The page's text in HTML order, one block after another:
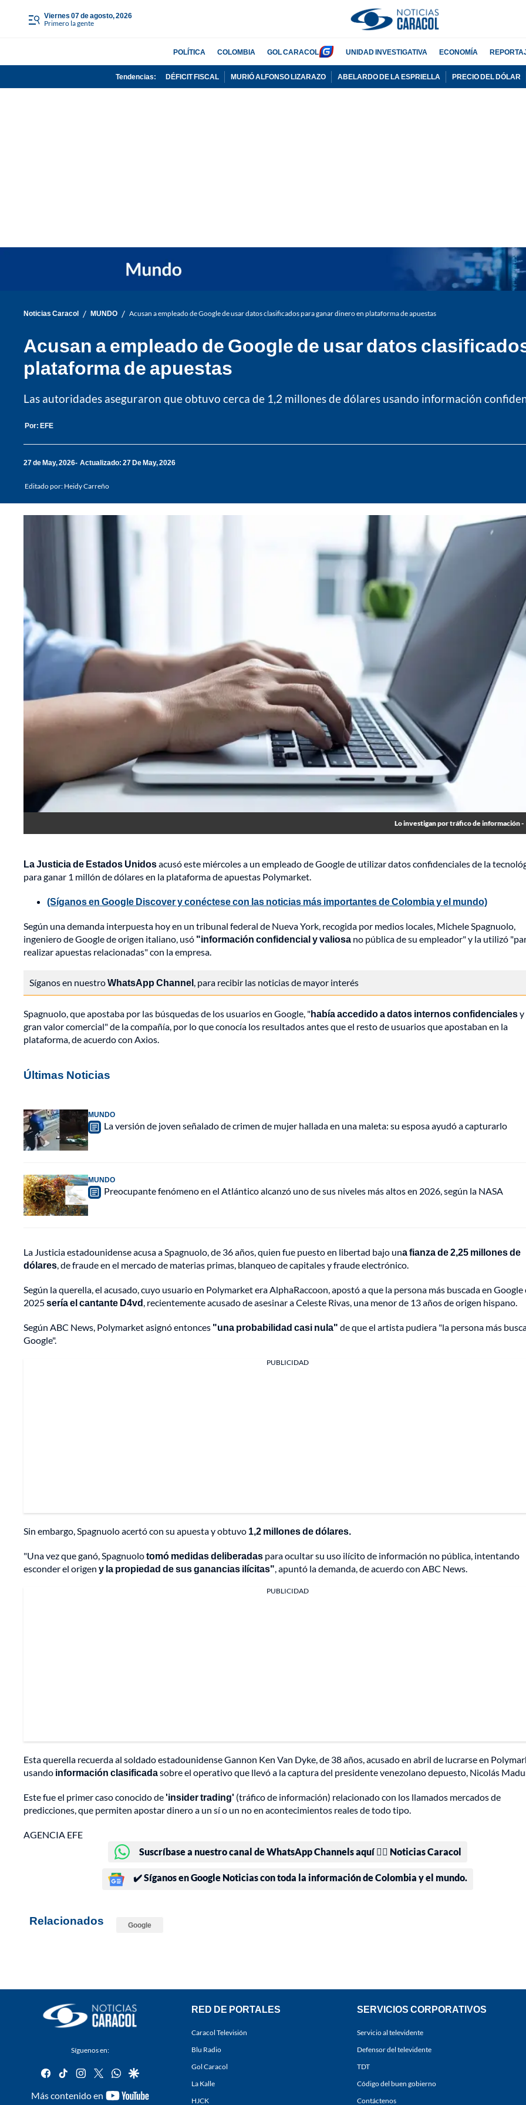
viernes 07 de agosto, 2026
Primero la gente
POLÍTICA COLOMBIA GOL CARACOL UNIDAD INVESTIGATIVA ECONOMÍA
Tendencias: DÉFICIT FISCAL MURIÓ ALFONSO LIZARAZO ABELARDO DE LA ESPRIELLA PRECIO DEL DÓLAR
Noticias Caracol / MUNDO / Acusan a empleado de Google de usar datos clasificados para ganar dinero en plataforma de apuestas
Acusan a empleado de Google de usar datos
plataforma de apuestas
Las autoridades aseguraron que obtuvo cerca de 1,2 millones de dólares usando información
Por: EFE
27 de May, 2026 Actualizado: 27 De May, 2026
Editado por: Heidy Carreño
Lo investigan por tráfico de información -
La Justicia de Estados Unidosacusó este miércoles a un empleado de Google de utilizar datos confidenciales de la
para ganar 1 millón de dólares en la plataforma de apuestas Polymarket.
(Síganos en Google Discover y conéctese con las noticias más importantes de Colombia y el mundo)
Según una demanda interpuesta hoy en un tribunal federal de Nueva York, recogida por medios locales, Michele Spagnuolo,
ingeniero de Google de origen italiano, usó "información confidencial y valiosa no pública de su empleador" y la utilizó
realizar apuestas relacionadas" con la empresa.
Síganos en nuestroWhatsApp Channel, para recibir las noticias de mayor interés
Spagnuolo, que apostaba por las búsquedas de los usuarios en Google, "había accedido a datos internos confidencialesy
gran valor comercial" de la compañía, por lo que conocía los resultados antes que el resto de usuarios que apostaban en la
plataforma, de acuerdo con Axios.
Últimas Noticias
MUNDO
La versión de joven señalado de crimen de mujer hallada en una maleta: su esposa ayudó a capturarlo
MUNDO
Preocupante fenómeno en el Atlántico alcanzó uno de sus niveles más altos en 2026, según la NASA
La Justicia estadounidense acusa a Spagnuolo, de 36 años, quien fue puesto en libertad bajo una fianza de 2,25 millones de
dólares, de fraude en el mercado de materias primas, blanqueo de capitales y fraude electrónico.
Según la querella, el acusado, cuyo usuario en Polymarket era AlphaRaccoon, apostó a que la persona más buscada en Google
2025sería el cantante D4vd, recientemente acusado de asesinar a Celeste Rivas, una menor de 13 años de origen hispano.
Según ABC News, Polymarket asignó entonces "una probabilidad casi nula" de que el artista pudiera "la persona más
Google".
PUBLICIDAD
Sin embargo, Spagnuolo acertó con su apuesta y obtuvo 1,2 millones de dólares.
"Una vez que ganó, Spagnuolotomó medidas deliberadas para ocultar su uso ilícito de información no pública, intentando
esconder el origen y la propiedad de sus ganancias ilícitas", apuntó la demanda, de acuerdo con ABC News.
PUBLICIDAD
Esta querella recuerda al soldado estadounidense Gannon Ken Van Dyke, de 38 años, acusado en abril de lucrarse en
usando información clasificadasobre el operativo que llevó a la captura del presidente venezolano depuesto, Nicolás
Este fue el primer caso conocido de'insider trading' (tráfico de información) relacionado con los llamados mercados de
predicciones, que permiten apostar dinero a un sí o un no en acontecimientos reales de todo tipo.
AGENCIA EFE
Suscríbase a nuestro canal de WhatsApp Channels aquí 👉🏻 Noticias Caracol
✔️ Síganos en Google Noticias con toda la información de Colombia y el mundo.
Relacionados Google
Síguenos en:
facebook
tiktok instagram
twitterwhatsapp
google
Más contenido en
youtube-
RED DE PORTALES
Caracol Televisión
Blu Radio
Gol Caracol
La Kalle
HJCK
SERVICIOS CORPORATIVOS
Servicio al televidente
Defensor del televidente
TDT
Código del buen gobierno
Contáctenos